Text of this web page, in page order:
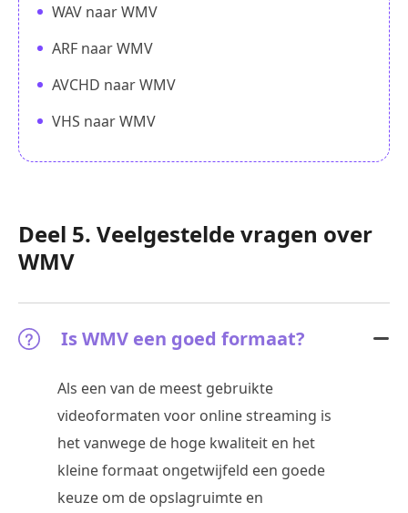
WAV naar WMV
ARF naar WMV
AVCHD naar WMV
VHS naar WMV
Deel 5. Veelgestelde vragen over
WMV
Is WMV een goed formaat?
Als een van de meest gebruikte
videoformaten voor online streaming is
het vanwege de hoge kwaliteit en het
kleine formaat ongetwijfeld een goede
keuze om de opslagruimte en